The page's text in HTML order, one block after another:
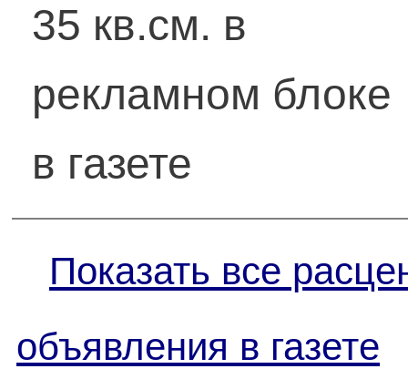
35 кв.см. в
рекламном блоке
в газете
Показать все
объявления в газете